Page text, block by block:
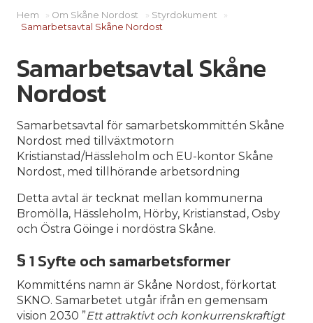
Hem » Om Skåne Nordost » Styrdokument
»
Samarbetsavtal Skåne Nordost
Samarbetsavtal Skåne
Nordost
Samarbetsavtal för samarbetskommittén Skåne
Nordost med tillväxtmotorn
Kristianstad/Hässleholm och EU-kontor Skåne
Nordost, med tillhörande arbetsordning
Detta avtal är tecknat mellan kommunerna
Bromölla, Hässleholm, Hörby, Kristianstad, Osby
och Östra Göinge i nordöstra Skåne.
§ 1 Syfte och samarbetsformer
Kommitténs namn är Skåne Nordost, förkortat
SKNO. Samarbetet utgår ifrån en gemensam
vision 2030 ”Ett attraktivt och konkurrenskraftigt